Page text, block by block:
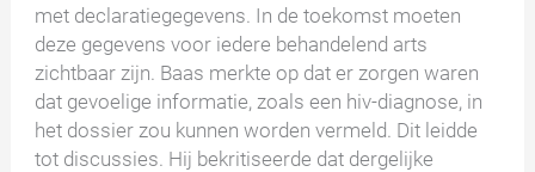
met declaratiegegevens. In de toekomst moeten
deze gegevens voor iedere behandelend arts
zichtbaar zijn. Baas merkte op dat er zorgen waren
dat gevoelige informatie, zoals een hiv-diagnose, in
het dossier zou kunnen worden vermeld. Dit leidde
tot discussies. Hij bekritiseerde dat dergelijke